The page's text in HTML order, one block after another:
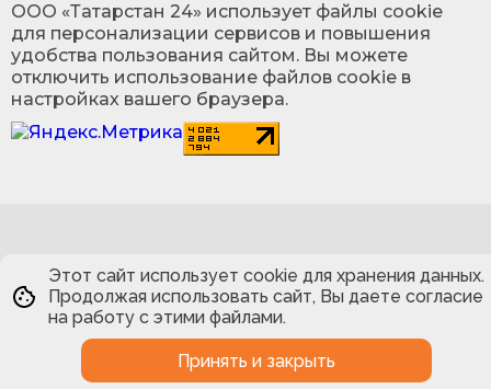
ООО «Татарстан 24» использует файлы cookie
для персонализации сервисов и повышения
удобства пользования сайтом. Вы можете
отключить использование файлов cookie в
настройках вашего браузера.
Этот сайт использует cookie для хранения данных.
Продолжая использовать сайт, Вы даете согласие
на работу с этими файлами.
Принять и закрыть